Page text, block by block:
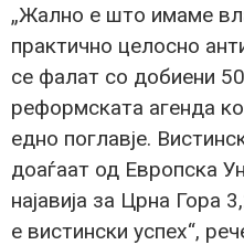
„Жално е што имаме
практично целосно
се фалат со добиени
реформската агенда
едно поглавје.
доаѓаат од Европска
најавија за Црна Гора
е вистински успех“,